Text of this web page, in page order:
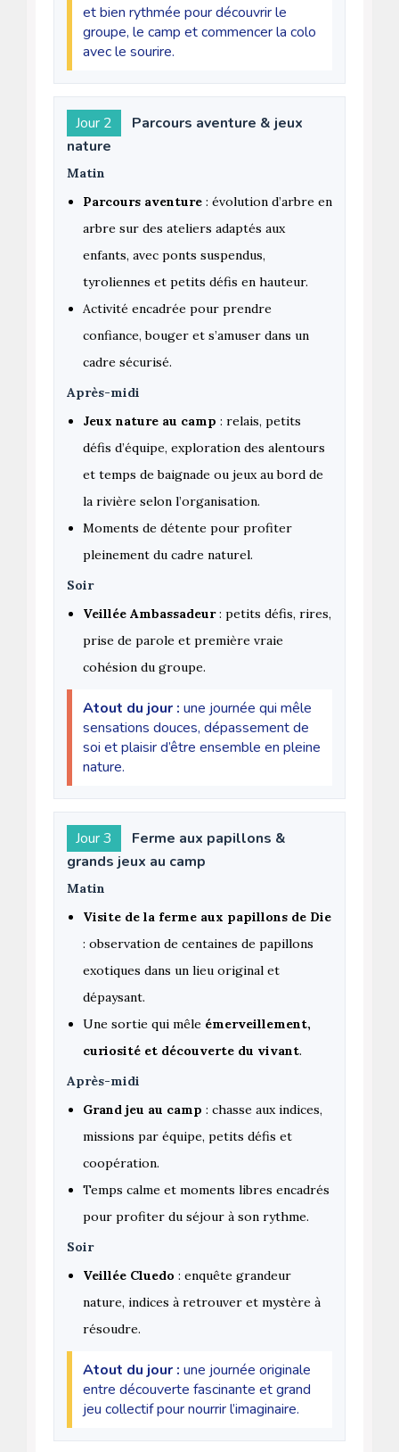
et bien rythmée pour découvrir le
groupe, le camp et commencer la colo
avec le sourire.
Jour 2
Parcours aventure & jeux
nature
Matin
Parcours aventure : évolution d’arbre en
arbre sur des ateliers adaptés aux
enfants, avec ponts suspendus,
tyroliennes et petits défis en hauteur.
Activité encadrée pour prendre
confiance, bouger et s’amuser dans un
cadre sécurisé.
Après-midi
Jeux nature au camp : relais, petits
défis d’équipe, exploration des alentours
et temps de baignade ou jeux au bord de
la rivière selon l’organisation.
Moments de détente pour profiter
pleinement du cadre naturel.
Soir
Veillée Ambassadeur: petits défis, rires,
prise de parole et première vraie
cohésion du groupe.
Atout du jour : une journée qui mêle
sensations douces, dépassement de
soi et plaisir d’être ensemble en pleine
nature.
Jour 3
Ferme aux papillons &
grands jeux au camp
Matin
Visite de la ferme aux papillons de Die
: observation de centaines de papillons
exotiques dans un lieu original et
dépaysant.
Une sortie qui mêle émerveillement,
curiosité et découverte du vivant.
Après-midi
Grand jeu au camp : chasse aux indices,
missions par équipe, petits défis et
coopération.
Temps calme et moments libres encadrés
pour profiter du séjour à son rythme.
Soir
Veillée Cluedo : enquête grandeur
nature, indices à retrouver et mystère à
résoudre.
Atout du jour : une journée originale
entre découverte fascinante et grand
jeu collectif pour nourrir l’imaginaire.